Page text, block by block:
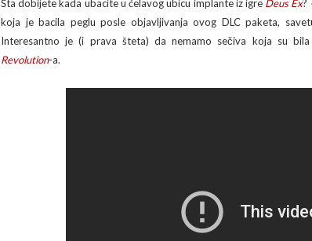
Šta dobijete kada ubacite u ćelavog ubicu implante iz igre Deus Ex?
koja je bacila peglu posle objavljivanja ovog DLC paketa,
Interesantno je (i prava šteta) da nemamo sečiva koja su
Revolution-a.